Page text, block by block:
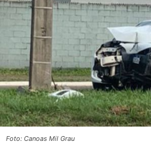
Foto: Canoas Mil Grau